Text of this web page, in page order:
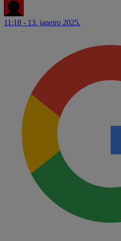
11:18 - 13. janeiro 2025.